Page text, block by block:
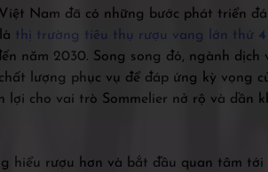
Nam đã có những bước phát triển
thị trường tiêu thụ rượu vang lớn thứ 4
năm 2030. Song song đó, ngành dịch
lượng phục vụ để đáp ứng kỳ vọng
lợi cho vai trò Sommelier nở rộ và dần
hiểu rượu hơn và bắt đầu quan tâm